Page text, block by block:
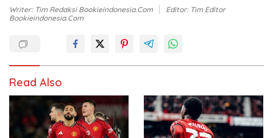
Writer: Tim Redaksi Bookieindonesia.com
Editor: Tim Editor
Bookieindonesia.com
Read Also